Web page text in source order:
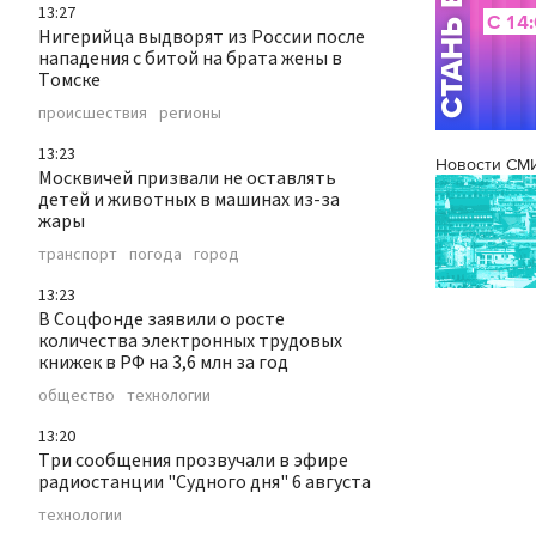
13:27
Нигерийца выдворят из России после
нападения с битой на брата жены в
Томске
происшествия регионы
13:23
Москвичей призвали не оставлять
детей и животных в машинах из-за
жары
транспорт погода город
13:23
В Соцфонде заявили о росте
количества электронных трудовых
книжек в РФ на 3,6 млн за год
общество технологии
13:20
Три сообщения прозвучали в эфире
радиостанции "Судного дня" 6 августа
технологии
Новости